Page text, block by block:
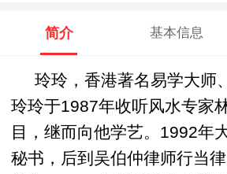
简介 基本信息
玲玲，香港著名易学大师
玲玲于1987年收听风水专家
目，继而向他学艺。1992年
秘书，后到吴伯仲律师行当